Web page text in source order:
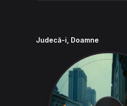
Judecă-i, Doamne